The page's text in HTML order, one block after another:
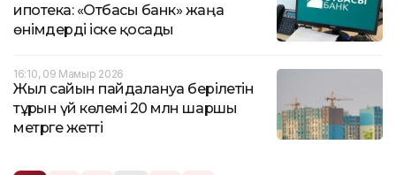
ипотека: «Отбасы банк» жаңа
өнімдерді іске қосады
16:10, 09 Мамыр 2026
Жыл сайын пайдалануға берілетін
тұрғын үй көлемі 20 млн шаршы
метрге жетті